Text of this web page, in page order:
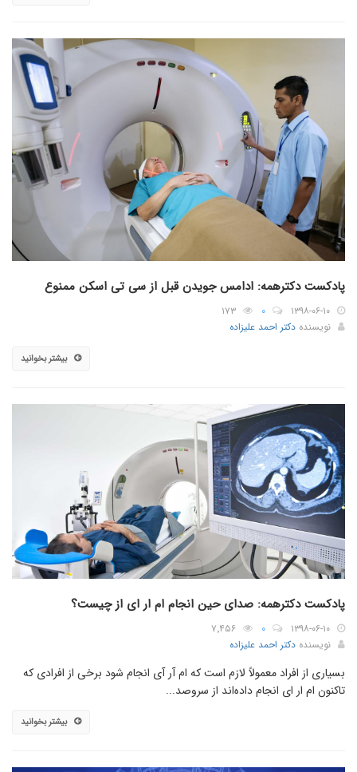
پادکست دکترهمه: ادامس جویدن قبل از سی تی اسکن ممنوع
۱۳۹۸-۰۶-۱۰ ۰
۱۷۳
نویسنده دکتر احمد علیزاده
بیشتر بخوانید
پادکست دکترهمه: صدای حین انجام ام ار ای از چیست؟
۱۳۹۸-۰۶-۱۰ ۰
۷٬۴۵۶
نویسنده دکتر احمد علیزاده
بسیاری از افراد معمولاً لازم است که ام آر آی انجام شود برخی از افرادی که
تاکنون ام ار ای انجام داده‌اند از سروصد...
بیشتر بخوانید